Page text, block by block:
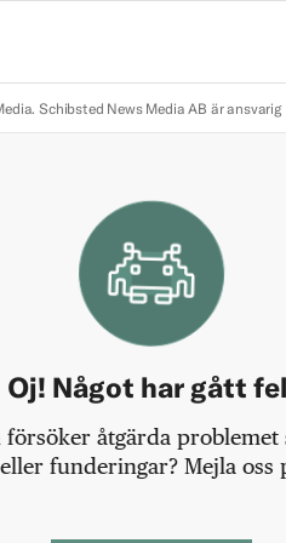
Schibsted News Media AB är
Oj! Något har gått
åtgärda
funderingar? Mejla oss